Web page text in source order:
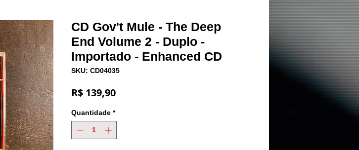
CD Gov't Mule - The Deep
End Volume 2 - Duplo -
Importado - Enhanced CD
SKU: CD04035
R$ 139,90Preço
Quantidade *